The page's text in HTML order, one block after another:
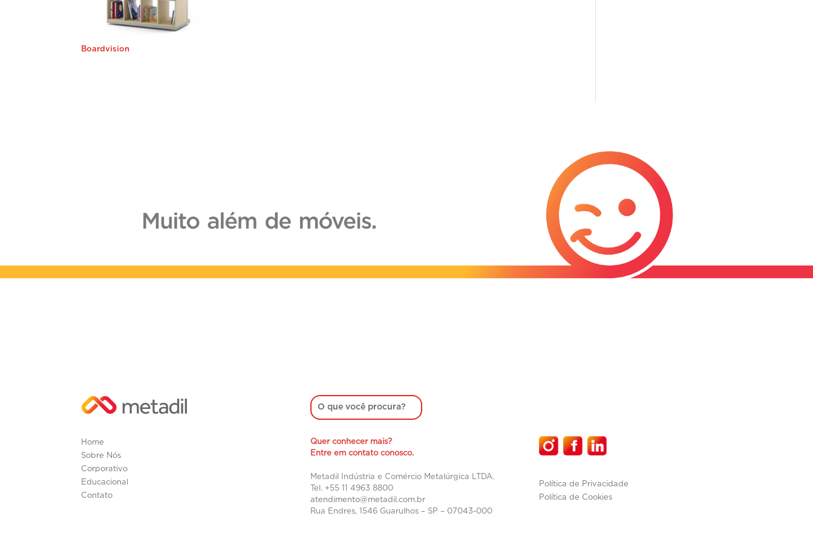
Boardvision
Home
Sobre Nós
Corporativo
Educacional
Contato
Quer conhecer mais?
Entre em contato conosco.
Metadil Indústria e Comércio Metalúrgica LTDA.
Tel. +55 11 4963 8800
atendimento@metadil.com.br
Rua Endres, 1546 Guarulhos – SP – 07043-000
Política de Privacidade
Política de Cookies